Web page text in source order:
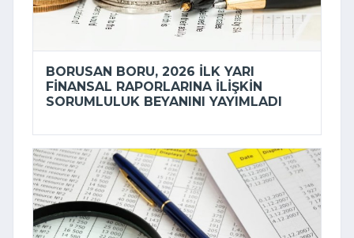
BORUSAN BORU, 2026 ILK YARI
FINANSAL RAPORLARINA ILIŞKIN
SORUMLULUK BEYANINI YAYIMLADI